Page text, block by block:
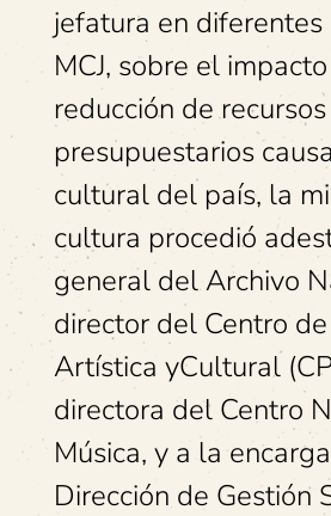
jefatura en
MCJ, sobre el
reducción de recursos
presupuestarios
cultural del país, la
cultura procedió
general del Archivo
director del Centro
Artística yCultural
directora del Centro
Música, y a la
Dirección de Gestión